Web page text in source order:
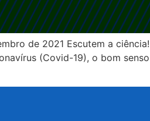
de 2021 Escutem a
(Covid-19), o bom